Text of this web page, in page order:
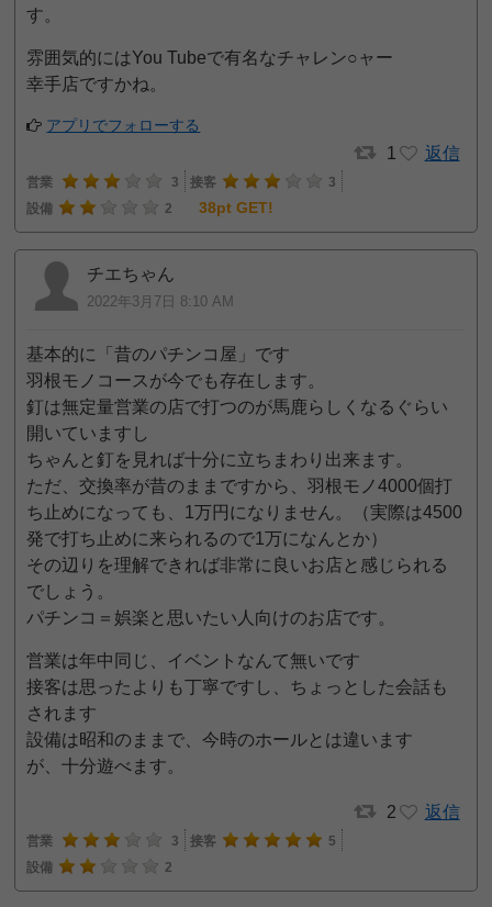
す。
雰囲気的にはYou Tubeで有名なチャレン○ャー
幸手店ですかね。
アプリでフォローする
1 返信
営業 3 接客
3
設備
2 38pt GET!
チエちゃん
2022年3月7日 8:10 AM
基本的に「昔のパチンコ屋」です
羽根モノコースが今でも存在します。
釘は無定量営業の店で打つのが馬鹿らしくなるぐらい
開いていますし
ちゃんと釘を見れば十分に立ちまわり出来ます。
ただ、交換率が昔のままですから、羽根モノ4000個打
ち止めになっても、1万円になりません。（実際は4500
発で打ち止めに来られるので1万になんとか）
その辺りを理解できれば非常に良いお店と感じられる
でしょう。
パチンコ＝娯楽と思いたい人向けのお店です。
営業は年中同じ、イベントなんて無いです
接客は思ったよりも丁寧ですし、ちょっとした会話も
されます
設備は昭和のままで、今時のホールとは違います
が、十分遊べます。
2 返信
営業 3 接客
5
設備
2